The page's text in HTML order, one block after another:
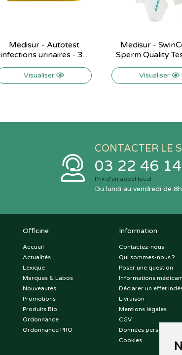
Medisur - Autotest
infections urinaires - 3...
Visualiser
Medisur -
Sperm Quality
Visualiser
CONTACTER LE
03 22 46
Prix d’un appel local
Du lundi au vendredi de
Officine
Accueil
Actualités
Lexique
Marques & Labos
Nouveautés
Promotions
Produits Bio
Ordonnance
Ordonnance PRO
Information
Contactez-nous
Qui sommes-nous ?
Poser une question
Informations
Déclarer un effet
Livraison
Mentions légales
CGV
Données personnelles
Cookies